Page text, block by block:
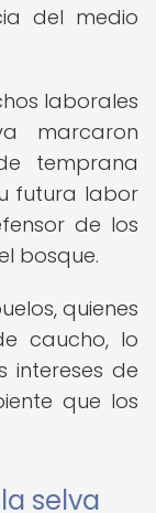
del medio
laborales
marcaron
temprana
futura labor
de los
bosque.
quienes
caucho, lo
intereses de
que los
selva